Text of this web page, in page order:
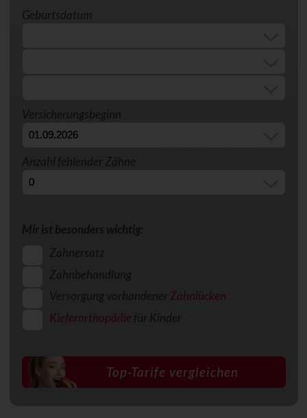
Geburtsdatum
Versicherungsbeginn
Anzahl fehlender Zähne
Mir ist besonders wichtig:
Zahnersatz
Zahnbehandlung
Versorgung vorhandenerZahnlücken
Kieferorthopädie für Kinder